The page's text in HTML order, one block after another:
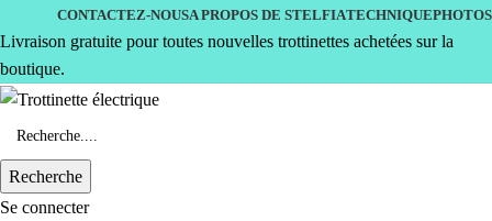
CONTACTEZ-NOUSA PROPOS DE STELFIATECHNIQUEPHOTOS
Livraison gratuite pour toutes nouvelles trottinettes achetées sur la
boutique.
Recherche
Se connecter